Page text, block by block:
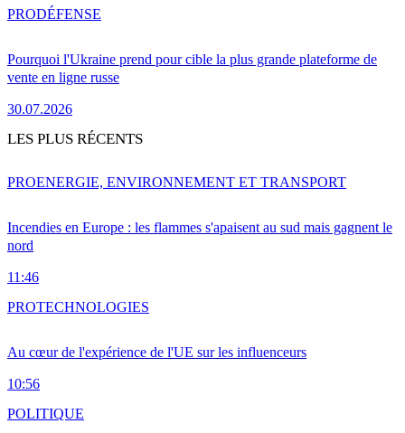
Pourquoi l'Ukraine prend pour cible la plus grande plateforme de
vente en ligne russe
30.07.2026
PRODÉFENSE
LES PLUS RÉCENTS
Incendies en Europe : les flammes s'apaisent au sud mais gagnent le
nord
11:46
PROENERGIE, ENVIRONNEMENT ET TRANSPORT
Au cœur de l'expérience de l'UE sur les influenceurs
10:56
PROTECHNOLOGIES
POLITIQUE